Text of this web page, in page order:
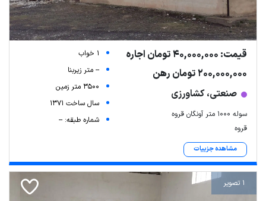
قیمت: 40,000,000 تومان اجاره
200,000,000 تومان رهن
صنعتی، کشاورزی
سوله ۱۰۰۰ متر آونگان قروه
قروه
مشاهده جزییات
1 خواب
-- متر زیربنا
3500 متر زمین
سال ساخت 1371
شماره طبقه: --
1 تصویر